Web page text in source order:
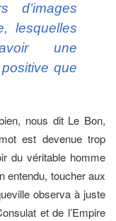
d’images
lesquelles
une
que
nous dit Le Bon,
est devenue trop
du véritable homme
entendu, toucher aux
observa à juste
et de l’Empire